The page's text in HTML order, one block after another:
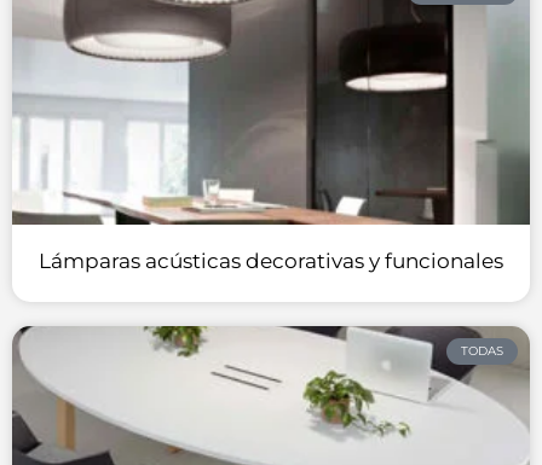
Lámparas acústicas decorativas y funcionales
TODAS